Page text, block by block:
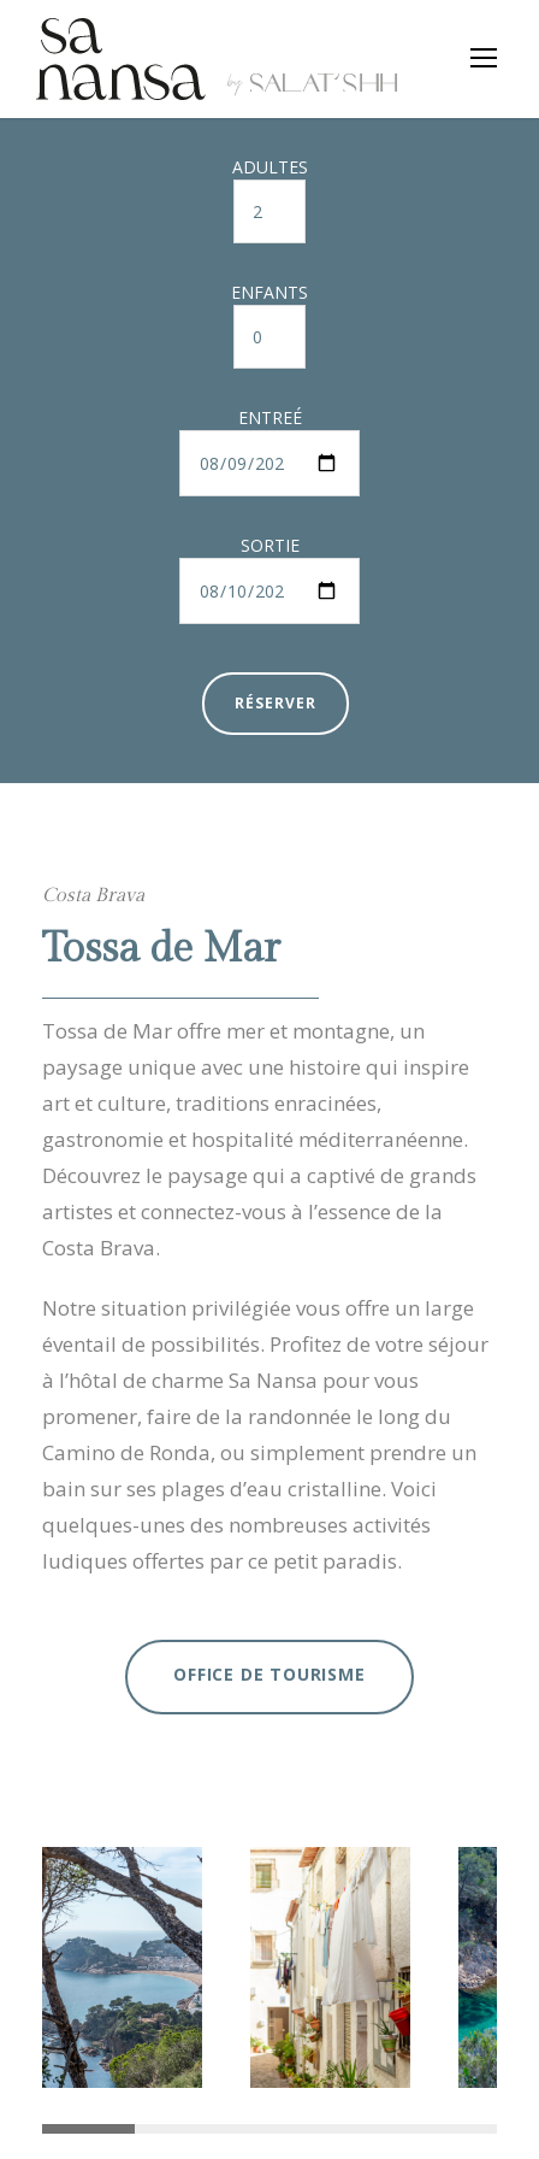
ADULTES
ENFANTS
ENTREÉ
SORTIE
RÉSERVER
Costa Brava
Tossa de Mar
Tossa de Mar offre mer et montagne, un
paysage unique avec une histoire qui inspire
art et culture, traditions enracinées,
gastronomie et hospitalité méditerranéenne.
Découvrez le paysage qui a captivé de grands
artistes et connectez-vous à l’essence de la
Costa Brava.
Notre situation privilégiée vous offre un large
éventail de possibilités. Profitez de votre séjour
à l’hôtal de charme Sa Nansa pour vous
promener, faire de la randonnée le long du
Camino de Ronda, ou simplement prendre un
bain sur ses plages d’eau cristalline. Voici
quelques-unes des nombreuses activités
ludiques offertes par ce petit paradis.
OFFICE DE TOURISME